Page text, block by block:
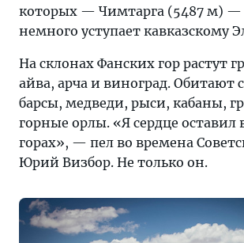
которых — Чимтарга (5487 м)
немного уступает кавказскому
На склонах Фанских гор растут
айва, арча и виноград. Обитают
барсы, медведи, рыси, кабаны,
горные орлы. «Я сердце оставил
горах», — пел во времена
Юрий Визбор. Не только он.